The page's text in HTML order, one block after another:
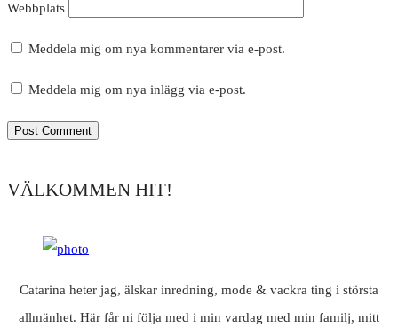
Webbplats
Meddela mig om nya kommentarer via e-post.
Meddela mig om nya inlägg via e-post.
VÄLKOMMEN HIT!
Catarina heter jag, älskar inredning, mode & vackra ting i största
allmänhet. Här får ni följa med i min vardag med min familj, mitt